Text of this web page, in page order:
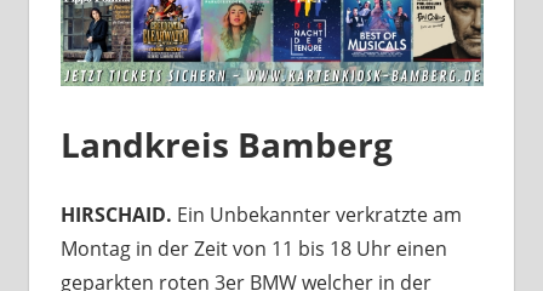
Landkreis Bamberg
HIRSCHAID. Ein Unbekannter verkratzte am
Montag in der Zeit von 11 bis 18 Uhr einen
geparkten roten 3er BMW welcher in der